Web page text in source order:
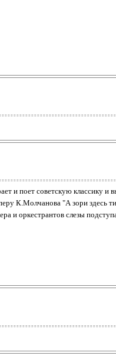
и поет советскую классику и
К.Молчанова "А зори здесь
и оркестрантов слезы